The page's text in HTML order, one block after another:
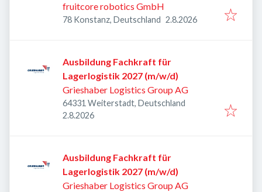
fruitcore robotics GmbH
78 Konstanz, Deutschland Veröffentlicht
2.8.2026
Ausbildung Fachkraft für
Lagerlogistik 2027 (m/w/d)
Grieshaber Logistics Group AG
64331 Weiterstadt, Deutschland
Veröffentlicht
2.8.2026
Ausbildung Fachkraft für
Lagerlogistik 2027 (m/w/d)
Grieshaber Logistics Group AG